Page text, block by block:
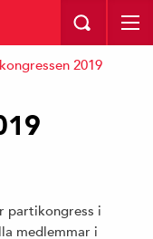
2019
partikongress i
medlemmar i